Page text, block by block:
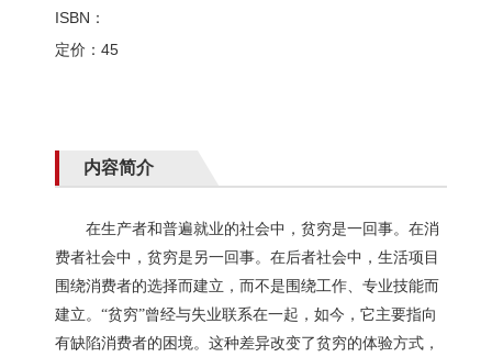
ISBN：
定价：45
内容简介
在生产者和普遍就业的社会中 ，贫穷是一回事。在消
费者社会中，贫穷是另一回事。在后者社会中，生活项目
围绕消费者的选择而建立，而不是围绕工作、专业技能而
建立。 “贫穷”曾经与失业联系在一起，如今，它主要指向
有缺陷消费者的困境。这种差异改变了贫穷的体验方式，